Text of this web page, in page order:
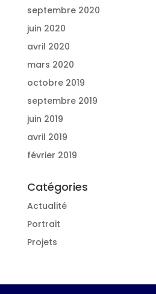
septembre 2020
juin 2020
avril 2020
mars 2020
octobre 2019
septembre 2019
juin 2019
avril 2019
février 2019
Catégories
Actualité
Portrait
Projets